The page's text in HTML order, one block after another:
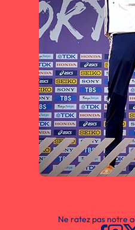
Ne ratez pas notre